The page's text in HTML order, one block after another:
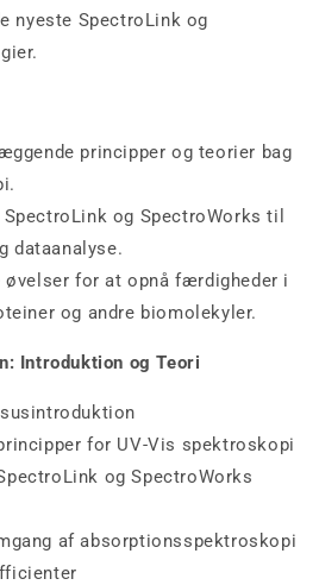
nyeste SpectroLink og
principper og teorier bag
og SpectroWorks til
dataanalyse.
øvelser for at opnå færdigheder i
og andre biomolekyler.
Introduktion og Teori
for UV-Vis spektroskopi
og SpectroWorks
af absorptionsspektroskopi